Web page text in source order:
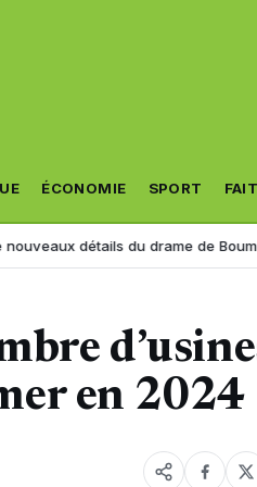
ÉCONOMIE SPORT
du drame de Boumerdès
en 2024